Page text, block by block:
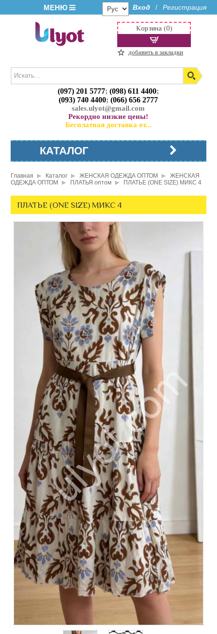
МЕНЮ Вход / Регистрация
(097) 201 5777;(098) 611 4400;
(093) 740 4400;(066) 656 2777
sales.ulyot@gmail.com
Рекордно низкие цены!
Бесплатная доставка от...
Корзина (0)
добавить в закладки
КАТАЛОГ
Главная Каталог ЖЕНСКАЯ ОДЕЖДА ОПТОМ
ЖЕНСКАЯ
ОДЕЖДА ОПТОМ
ПЛАТЬЯ оптом ПЛАТЬЕ (ONE SIZE) МИКС 4
ПЛАТЬЕ (ONE SIZE) МИКС 4